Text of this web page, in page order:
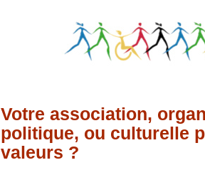
Votre association,
politique, ou culturelle
valeurs ?